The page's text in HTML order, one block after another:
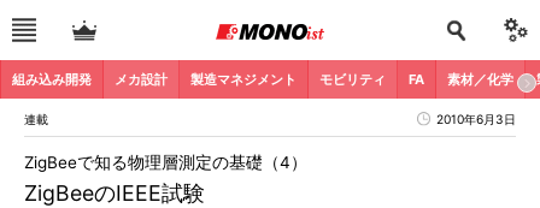
組み込み開発 メカ設計 製造マネジメント モビリティ FA 素材／化学
連載 2010年6月3日
ZigBeeのIEEE試験
ZigBeeで知る物理層測定の基礎（4）